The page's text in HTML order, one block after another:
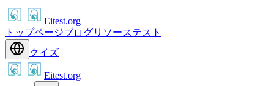
Eitest.org
トップページブログリソーステスト
クイズ
Eitest.org